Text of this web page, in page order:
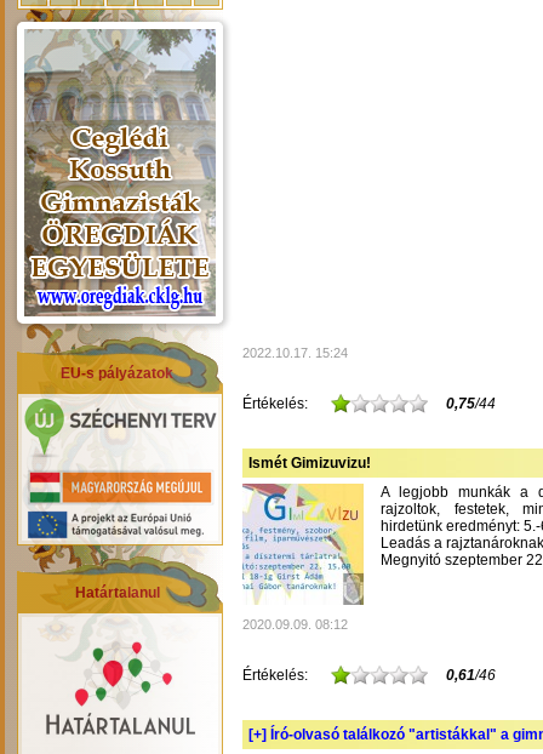
EU-s pályázatok
Határtalanul
2022.10.17. 15:24
Értékelés: 0,75/44
Ismét Gimizuvizu!
A legjobb munkák a
rajzoltok, festetek,
hirdetünk eredményt:
Leadás a
Megnyitó szeptember
2020.09.09. 08:12
Értékelés: 0,61/46
[+] Író-olvasó találkozó "artistákkal" a